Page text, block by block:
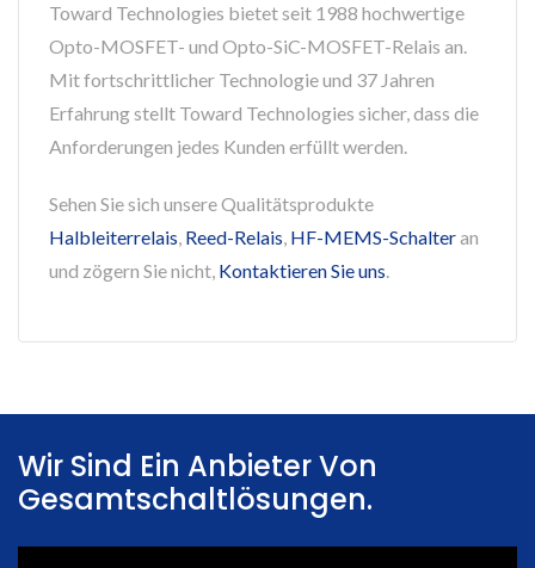
Toward Technologies bietet seit 1988 hochwertige
Opto-MOSFET- und Opto-SiC-MOSFET-Relais an.
Mit fortschrittlicher Technologie und 37 Jahren
Erfahrung stellt Toward Technologies sicher, dass die
Anforderungen jedes Kunden erfüllt werden.
Sehen Sie sich unsere Qualitätsprodukte
Halbleiterrelais, Reed-Relais, HF-MEMS-Schalteran
und zögern Sie nicht, Kontaktieren Sie uns.
Wir Sind Ein Anbieter Von
Gesamtschaltlösungen.